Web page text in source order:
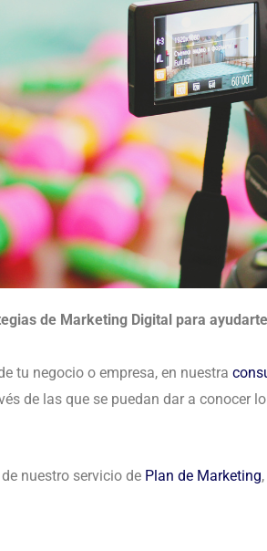
de Marketing Digital para
tu negocio o empresa, en nuestra
de las que se puedan dar a conocer
nuestro servicio de Plan de Marketing